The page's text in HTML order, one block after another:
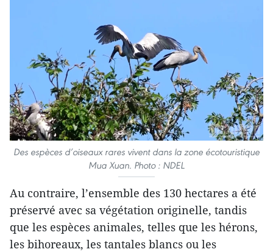
Des espèces d’oiseaux rares vivent dans la zone écotouristique
Mua Xuan. Photo : NDEL
Au contraire, l’ensemble des 130 hectares a été
préservé avec sa végétation originelle, tandis
que les espèces animales, telles que les hérons,
les bihoreaux, les tantales blancs ou les